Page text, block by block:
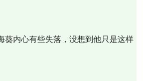
内心有些失落，没想到他只是这样